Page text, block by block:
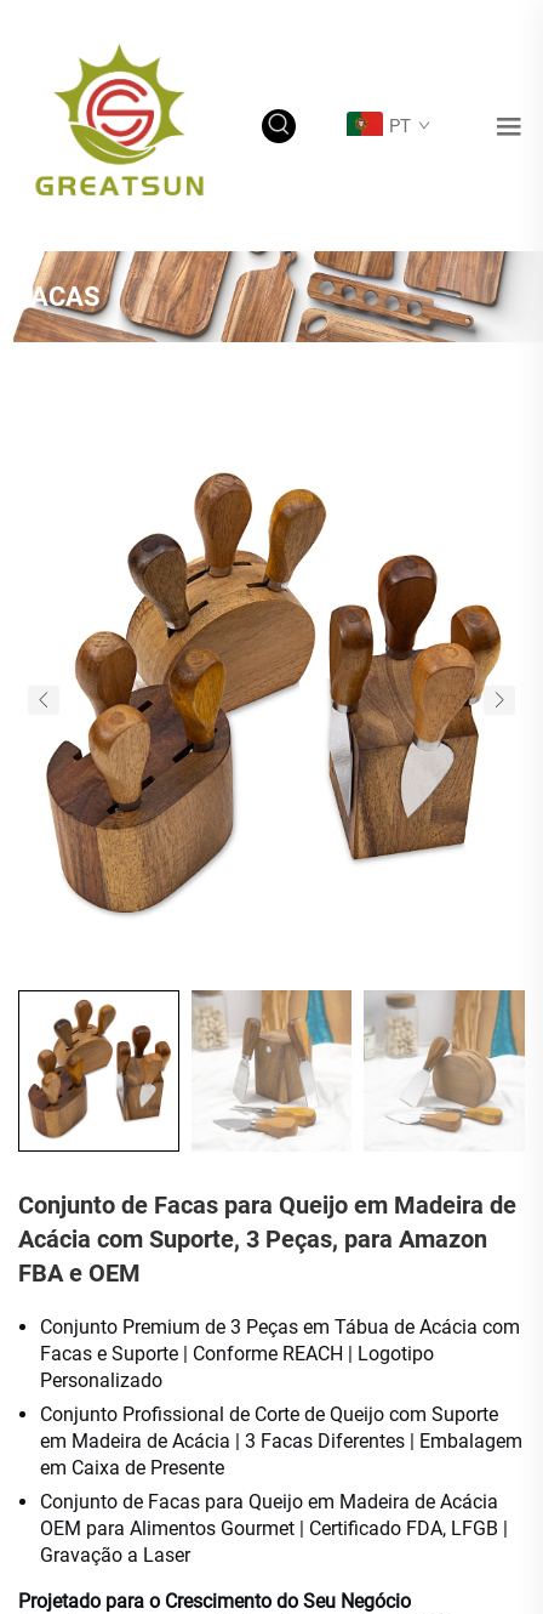
PT
FACAS
Conjunto de Facas para Queijo em Madeira de
Acácia com Suporte, 3 Peças, para Amazon
FBA e OEM
Conjunto Premium de 3 Peças em Tábua de Acácia com
Facas e Suporte | Conforme REACH | Logotipo
Personalizado
Conjunto Profissional de Corte de Queijo com Suporte
em Madeira de Acácia | 3 Facas Diferentes | Embalagem
em Caixa de Presente
Conjunto de Facas para Queijo em Madeira de Acácia
OEM para Alimentos Gourmet | Certificado FDA, LFGB |
Gravação a Laser
Projetado para o Crescimento do Seu Negócio